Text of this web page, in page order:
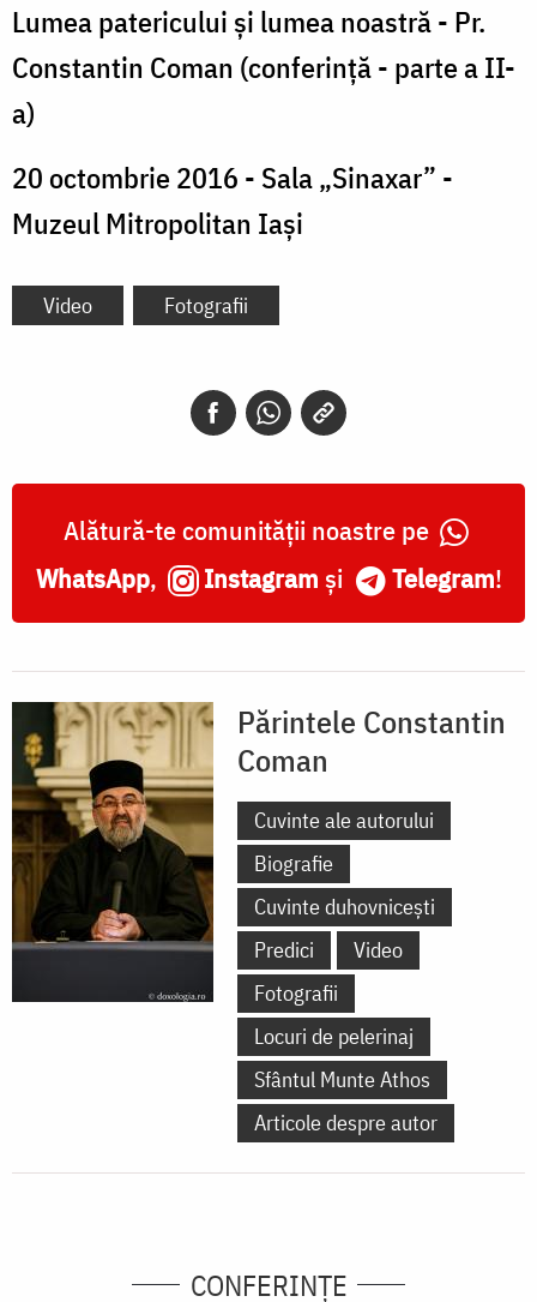
Lumea patericului și lumea noastră - Pr.
Constantin Coman (conferință - parte a II-
a)
20 octombrie 2016 - Sala „Sinaxar” -
Muzeul Mitropolitan Iași
Video Fotografii
Alătură-te comunității noastre pe
WhatsApp, Instagram și Telegram!
Părintele Constantin
Coman
Cuvinte ale autorului
Biografie
Cuvinte duhovnicești
Predici
Video
Fotografii
Locuri de pelerinaj
Sfântul Munte Athos
Articole despre autor
CONFERINȚE